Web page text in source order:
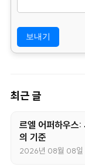
위 개인정보 제
의 내용 입력을
최근 글
르엘 어퍼하우스:
의 기준
2026년 08월 08일